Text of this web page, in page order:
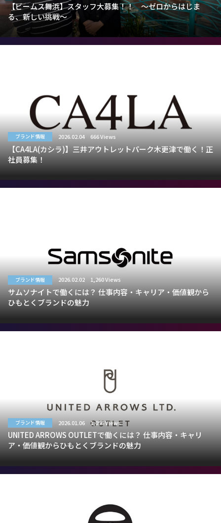
【ビームス舞浜】スタッフ大募集！！ 〜ゼロからはじま
る、新しい挑戦〜
ブランド情報 2026.02.04 666 Views
【CA4LA(カシラ)】三井アウトレットパーク木更津で働く！正
社員募集！
ブランド情報 2026.02.02 1,260 Views
サムソナイトで働くには？ 仕事内容・キャリア・価値観から
ひもとくブランドの魅力
ブランド情報 2026.01.06 1,056 Views
UNITED ARROWS OUTLETで働くには？ 仕事内容・キャリ
ア・価値観からひもとくブランドの魅力